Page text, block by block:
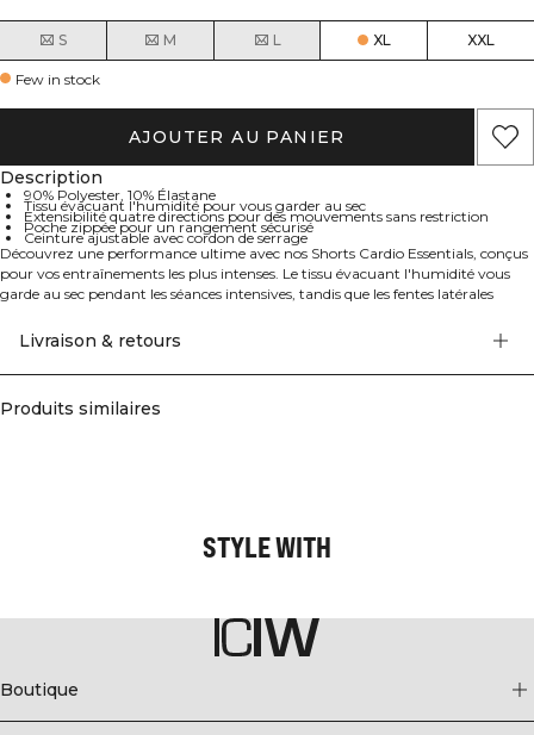
S M L XL XXL
Few in stock
AJOUTER AU PANIER
Description
90% Polyester, 10% Élastane
Tissu évacuant l'humidité pour vous garder au sec
Extensibilité quatre directions pour des mouvements sans restriction
Poche zippée pour un rangement sécurisé
Ceinture ajustable avec cordon de serrage
Découvrez une performance ultime avec nos Shorts Cardio Essentials, conçus
pour vos entraînements les plus intenses. Le tissu évacuant l'humidité vous
garde au sec pendant les séances intensives, tandis que les fentes latérales
poche zippée sécurisée pour vos objets de valeur et d'une poche ouverte pour
ajustement parfait et personnalisable à chaque utilisation. Fabriqués en 90%
Livraison & retours
Produits similaires
STYLE WITH
Boutique